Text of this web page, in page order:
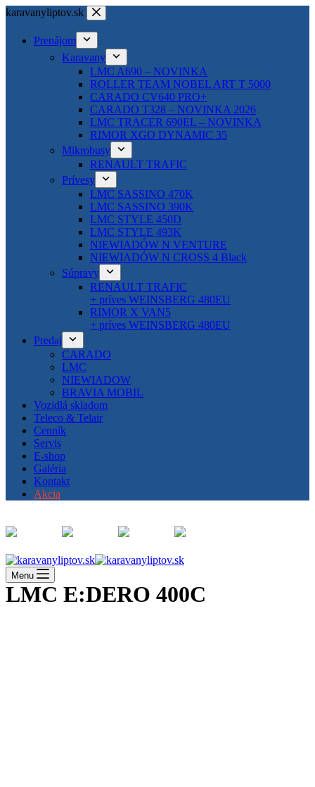
Skip
content
karavanyliptov.sk
Prenájom
Karavany
LMC A690 – NOVINKA
ROLLER TEAM NOBEL ART T 5000
CARADO CV640 PRO+
CARADO T328 – NOVINKA 2026
LMC TRACER 690EL – NOVINKA
RIMOR XGO DYNAMIC 35
Mikrobusy
RENAULT TRAFIC
Prívesy
LMC SASSINO 470K
LMC SASSINO 390K
LMC STYLE 450D
LMC STYLE 493K
NIEWIADÓW N VENTURE
NIEWIADÓW N CROSS 4 Black
Súpravy
RENAULT TRAFIC
+ príves WEINSBERG 480EU
RIMOR X VAN5
+ príves WEINSBERG 480EU
Predaj
CARADO
LMC
NIEWIADOW
BRAVIA MOBIL
Vozidlá skladom
Teleco & Telair
Cenník
Servis
E-shop
Galéria
Kontakt
Akcia
Menu
LMC E:DERO 400C